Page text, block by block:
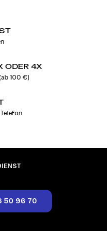
ODER 4X
100 €)
50 96 70